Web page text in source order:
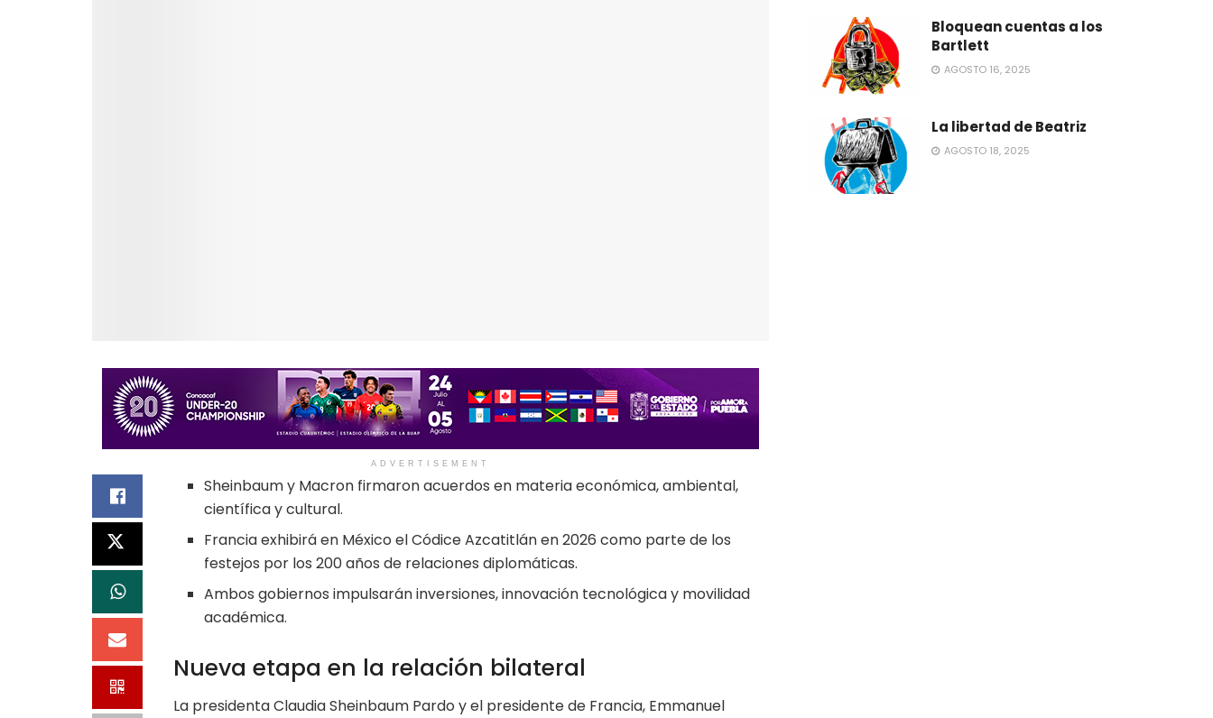
ADVERTISEMENT
Sheinbaum y Macron firmaron acuerdos en materia económica, ambiental,
científica y cultural.
Francia exhibirá en México el Códice Azcatitlán en 2026 como parte de los
festejos por los 200 años de relaciones diplomáticas.
Ambos gobiernos impulsarán inversiones, innovación tecnológica y movilidad
académica.
Nueva etapa en la relación bilateral
La presidenta Claudia Sheinbaum Pardo y el presidente de Francia, Emmanuel
Bloquean cuentas a los
Bartlett
AGOSTO 16, 2025
La libertad de Beatriz
AGOSTO 18, 2025